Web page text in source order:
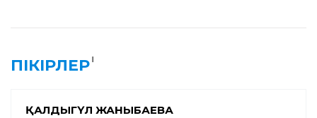
ПІКІРЛЕР1
ҚАЛДЫГҮЛ ЖАНЫБАЕВА